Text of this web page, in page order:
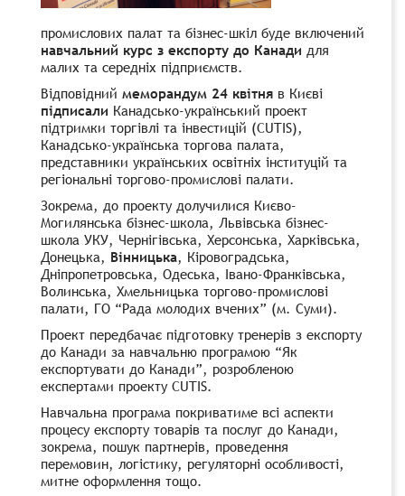
промислових палат та бізнес-шкіл буде включений
навчальний курс з експорту до Канади для
малих та середніх підприємств.
Відповідний меморандум 24 квітня в Києві
підписали Канадсько-український проект
підтримки торгівлі та інвестицій (CUTIS),
Канадсько-українська торгова палата,
представники українських освітніх інституцій та
регіональні торгово-промислові палати.
Зокрема, до проекту долучилися Києво-
Могилянська бізнес-школа, Львівська бізнес-
школа УКУ, Чернігівська, Херсонська, Харківська,
Донецька, Вінницька, Кіровоградська,
Дніпропетровська, Одеська, Івано-Франківська,
Волинська, Хмельницька торгово-промислові
палати, ГО “Рада молодих вчених” (м. Суми).
Проект передбачає підготовку тренерів з експорту
до Канади за навчальню програмою “Як
експортувати до Канади”, розробленою
експертами проекту CUTIS.
Навчальна програма покриватиме всі аспекти
процесу експорту товарів та послуг до Канади,
зокрема, пошук партнерів, проведення
перемовин, логістику, регуляторні особливості,
митне оформлення тощо.